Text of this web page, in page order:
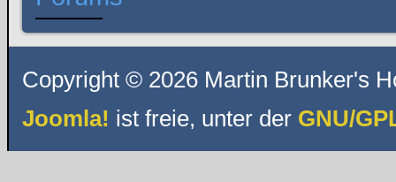
Copyright © 2026 Martin Brunker's
Joomla! ist freie, unter der GNU/